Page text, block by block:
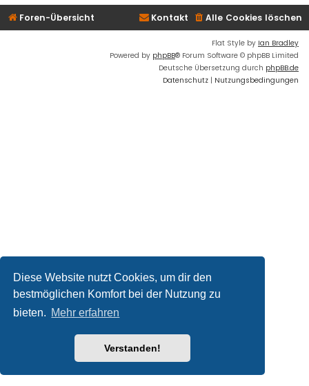
Diese Website nutzt Cookies, um dir den
bestmöglichen Komfort bei der Nutzung zu
bieten. Mehr erfahren
Verstanden!
Foren-Übersicht Alle Cookies löschen
Kontakt
Flat Style by Ian Bradley
Powered by phpBB® Forum Software © phpBB Limited
Deutsche Übersetzung durch phpBB.de
Datenschutz | Nutzungsbedingungen